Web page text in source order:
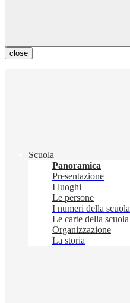
close
Scuola
Panoramica
Presentazione
I luoghi
Le persone
I numeri della scuola
Le carte della scuola
Organizzazione
La storia